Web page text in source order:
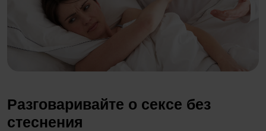
Разговаривайте о сексе без
стеснения